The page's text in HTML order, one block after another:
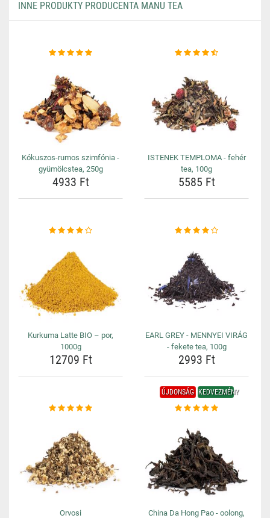
INNE PRODUKTY PRODUCENTA MANU TEA
Kókuszos-rumos szimfónia -
gyümölcstea, 250g
4933 Ft
ISTENEK TEMPLOMA - fehér
tea, 100g
5585 Ft
Kurkuma Latte BIO – por,
1000g
12709 Ft
EARL GREY - MENNYEI VIRÁG
- fekete tea, 100g
2993 Ft
Orvosi
ÚJDONSÁG KEDVEZMÉNY
China Da Hong Pao - oolong,